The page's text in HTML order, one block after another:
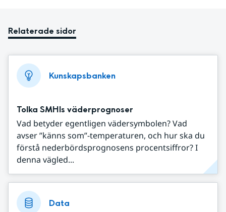
Relaterade sidor
Kunskapsbanken
Tolka SMHIs väderprognoser
Vad betyder egentligen vädersymbolen? Vad
avser ”känns som”-temperaturen, och hur ska du
förstå nederbördsprognosens procentsiffror? I
denna vägled...
Data